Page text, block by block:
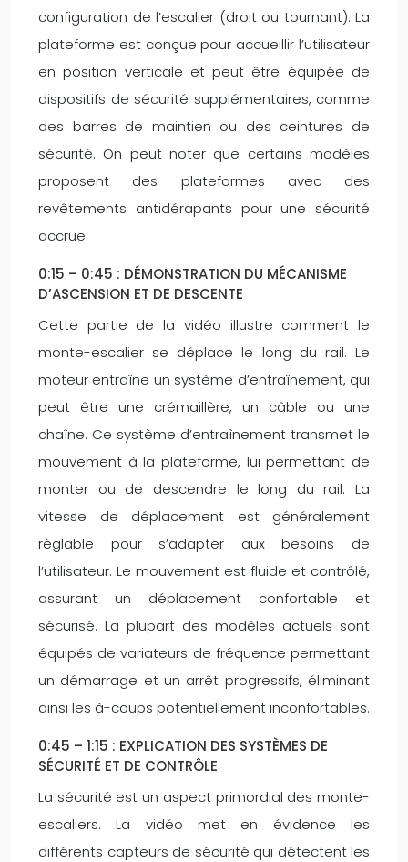
configuration de l’escalier (droit ou tournant). La
plateforme est conçue pour accueillir l’utilisateur
en position verticale et peut être équipée de
dispositifs de sécurité supplémentaires, comme
des barres de maintien ou des ceintures de
sécurité. On peut noter que certains modèles
proposent des plateformes avec des
revêtements antidérapants pour une sécurité
accrue.
0:15 – 0:45 : DÉMONSTRATION DU MÉCANISME
D’ASCENSION ET DE DESCENTE
Cette partie de la vidéo illustre comment le
monte-escalier se déplace le long du rail. Le
moteur entraîne un système d’entraînement, qui
peut être une crémaillère, un câble ou une
chaîne. Ce système d’entraînement transmet le
mouvement à la plateforme, lui permettant de
monter ou de descendre le long du rail. La
vitesse de déplacement est généralement
réglable pour s’adapter aux besoins de
l’utilisateur. Le mouvement est fluide et contrôlé,
assurant un déplacement confortable et
sécurisé. La plupart des modèles actuels sont
équipés de variateurs de fréquence permettant
un démarrage et un arrêt progressifs, éliminant
ainsi les à-coups potentiellement inconfortables.
0:45 – 1:15 : EXPLICATION DES SYSTÈMES DE
SÉCURITÉ ET DE CONTRÔLE
La sécurité est un aspect primordial des monte-
escaliers. La vidéo met en évidence les
différents capteurs de sécurité qui détectent les